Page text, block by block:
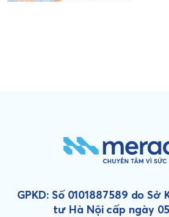
GPKD: Số 0101887589 do
tư Hà Nội cấp ngày